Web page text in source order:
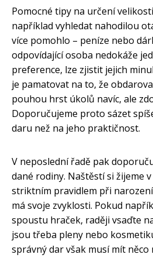
Pomocné tipy na určení
například vyhledat nahodilou
více pomohlo – peníze nebo
odpovídající osoba nedokáže
preference, lze zjistit jejich
je pamatovat na to, že
pouhou hrst úkolů navíc, ale
Doporučujeme proto sázet
daru než na jeho praktičnost.
V neposlední řadě pak
dané rodiny. Naštěstí si žijeme
striktním pravidlem při
má svoje zvyklosti. Pokud
spoustu hraček, raději vsaďte
jsou třeba pleny nebo
správný dar však musí mít